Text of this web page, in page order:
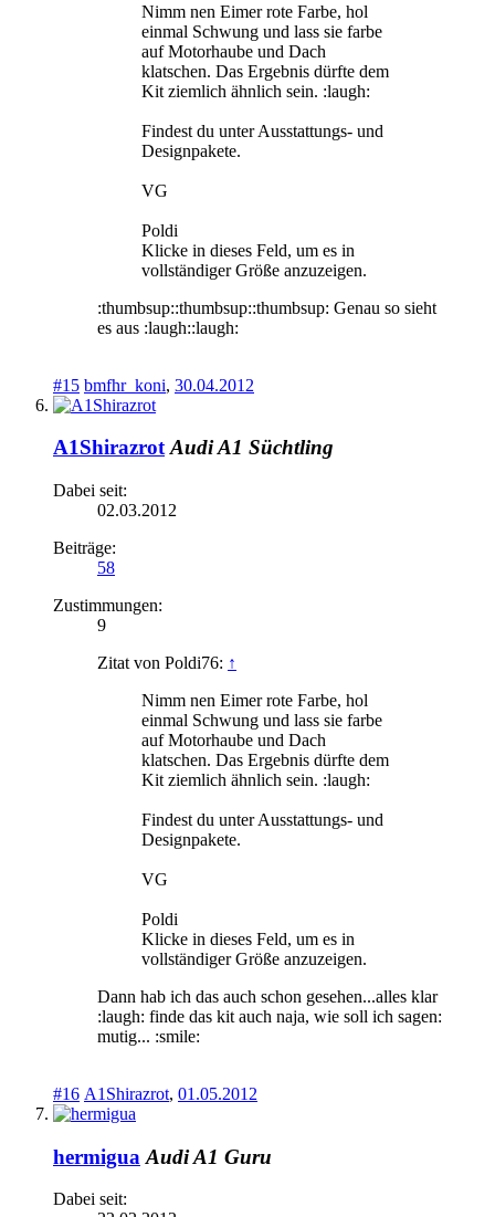
Nimm nen Eimer rote Farbe, hol
einmal Schwung und lass sie farbe
auf Motorhaube und Dach
klatschen. Das Ergebnis dürfte dem
Kit ziemlich ähnlich sein. :laugh:
Findest du unter Ausstattungs- und
Designpakete.
VG
Poldi
Klicke in dieses Feld, um es in
vollständiger Größe anzuzeigen.
:thumbsup::thumbsup::thumbsup: Genau so sieht
es aus :laugh::laugh:
#15 bmfhr_koni, 30.04.2012
A1Shirazrot Audi A1 Süchtling
Dabei seit:
02.03.2012
Beiträge:
58
Zustimmungen:
9
Zitat von Poldi76: ↑
Nimm nen Eimer rote Farbe, hol
einmal Schwung und lass sie farbe
auf Motorhaube und Dach
klatschen. Das Ergebnis dürfte dem
Kit ziemlich ähnlich sein. :laugh:
Findest du unter Ausstattungs- und
Designpakete.
VG
Poldi
Klicke in dieses Feld, um es in
vollständiger Größe anzuzeigen.
Dann hab ich das auch schon gesehen...alles klar
:laugh: finde das kit auch naja, wie soll ich sagen:
mutig... :smile:
#16 A1Shirazrot, 01.05.2012
hermigua Audi A1 Guru
Dabei seit: